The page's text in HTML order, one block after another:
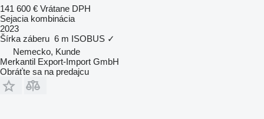
141 600 € Vrátane DPH
Sejacia kombinácia
2023
Šírka záberu 6 m ISOBUS ✓
Nemecko, Kunde
Merkantil Export-Import GmbH
Obráťte sa na predajcu